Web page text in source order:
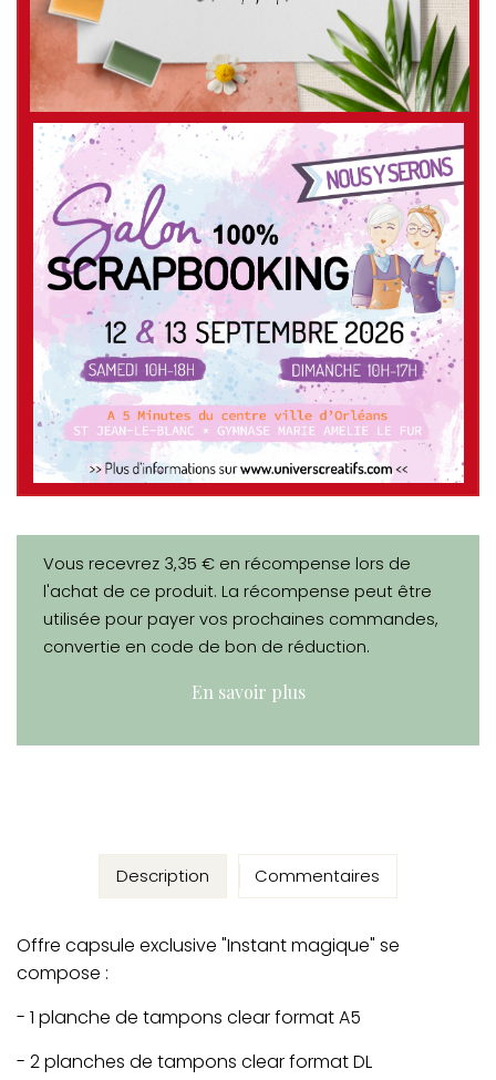
Vous recevrez 3,35 € en récompense lors de
l'achat de ce produit. La récompense peut être
utilisée pour payer vos prochaines commandes,
convertie en code de bon de réduction.
En savoir plus
Description
Offre capsule exclusive "Instant magique" se
compose :
- 1 planche de tampons clear format A5
- 2 planches de tampons clear format DL
Commentaires